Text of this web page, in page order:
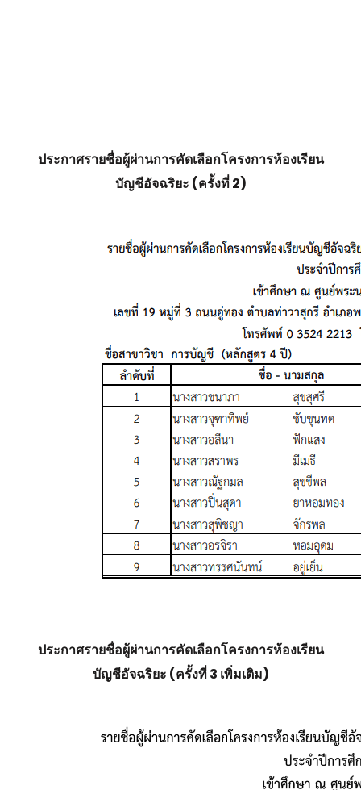
ประกาศรายชื่อผู้ผ่านการคัดเลือกโครงการห้องเรียน
บัญชีอัจฉริยะ (ครั้งที่ 2)
ประกาศรายชื่อผู้ผ่านการคัดเลือกโครงการห้องเรียน
บัญชีอัจฉริยะ (ครั้งที่ 3 เพิ่มเติม)